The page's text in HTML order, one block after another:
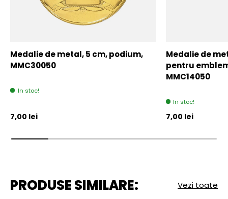
Medalie de metal, 5 cm, podium,
MMC30050
In stoc!
Pret initial
7,00 lei
Medalie de
pentru
MMC14050
In stoc!
Pret initial
7,00 lei
PRODUSE SIMILARE: Vezi toate